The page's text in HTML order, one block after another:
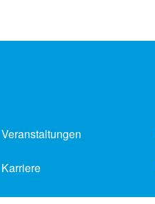
Veranstaltungen
Karriere